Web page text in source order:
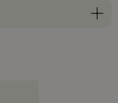
kommer de slå till nästa